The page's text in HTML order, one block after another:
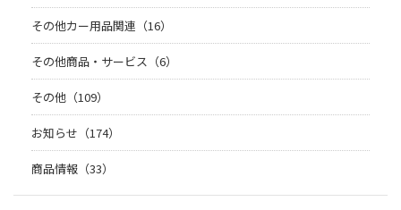
その他カー用品関連（16）
その他商品・サービス（6）
その他（109）
お知らせ（174）
商品情報（33）